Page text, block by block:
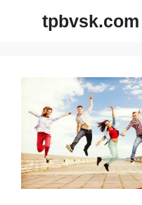
tpbvsk.com